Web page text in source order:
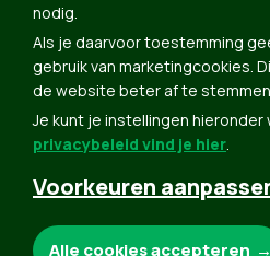
Word lid
Agenda
Bekijk kalender
Verleng je lidmaatschap
Programma oktober 2024
Programma juni 2024
Downloads
nodig.
Als je daarvoor toestemming
gebruik van marketingcookies.
de website beter af te
Je kunt je instellingen hieronder
privacybeleid vind je hier.
Voorkeuren
Alle cookies accepteren